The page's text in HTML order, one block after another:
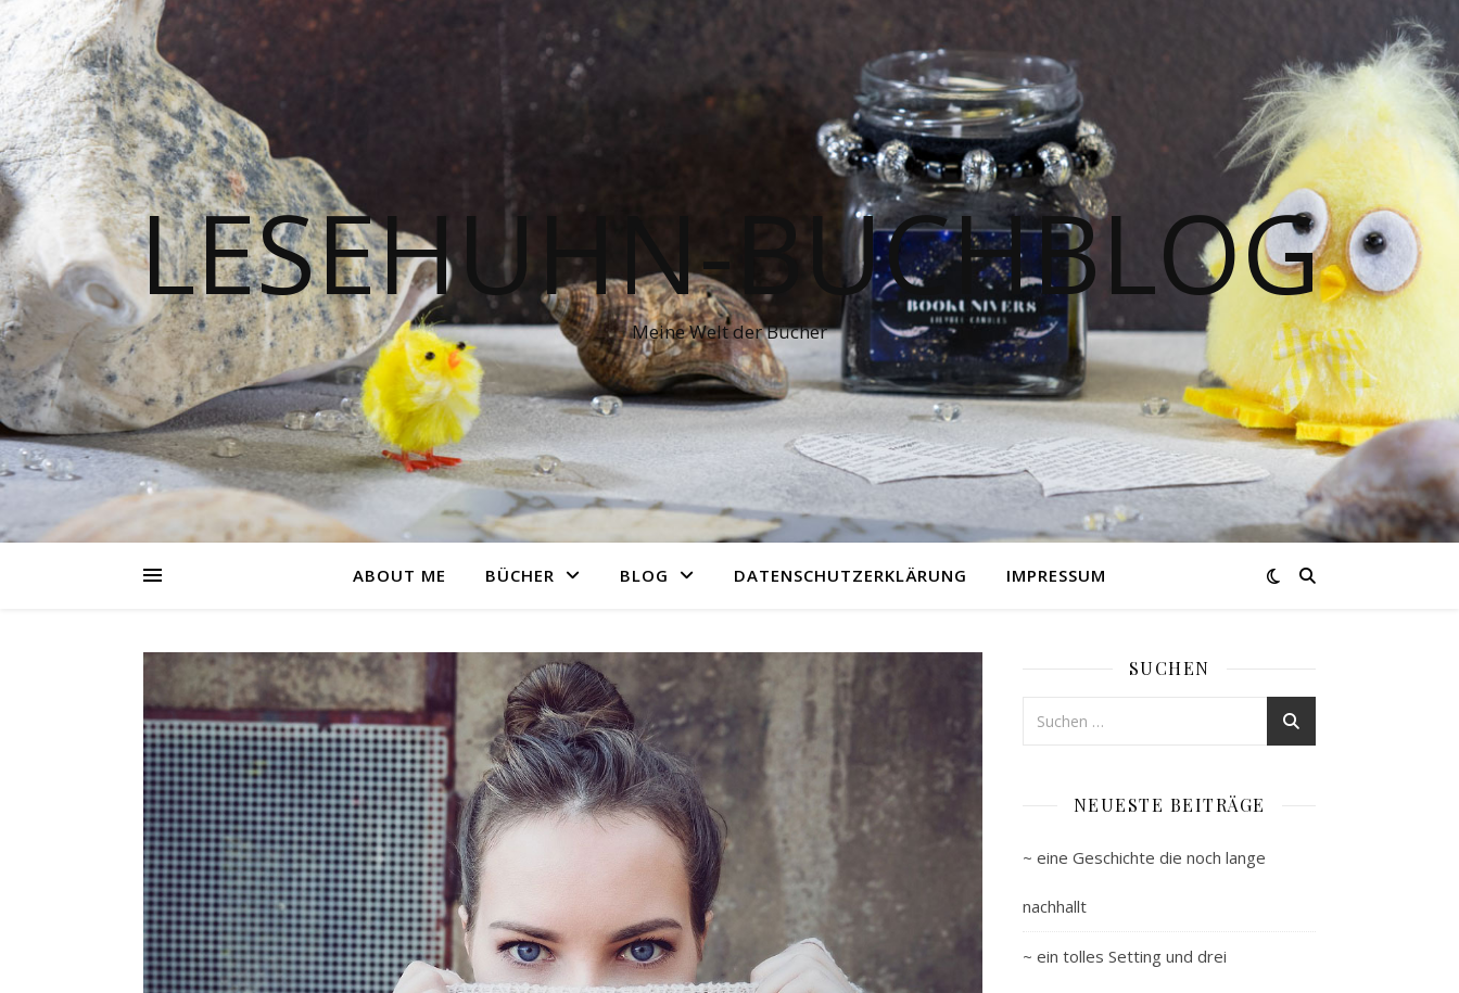
LESEHUHN-BUCHBLOG
Meine Welt der Bücher
ABOUT ME BÜCHER BLOG DATENSCHUTZERKLÄRUNG IMPRESSUM
SUCHEN
NEUESTE BEITRÄGE
~ eine Geschichte die noch lange
nachhallt
~ ein tolles Setting und drei